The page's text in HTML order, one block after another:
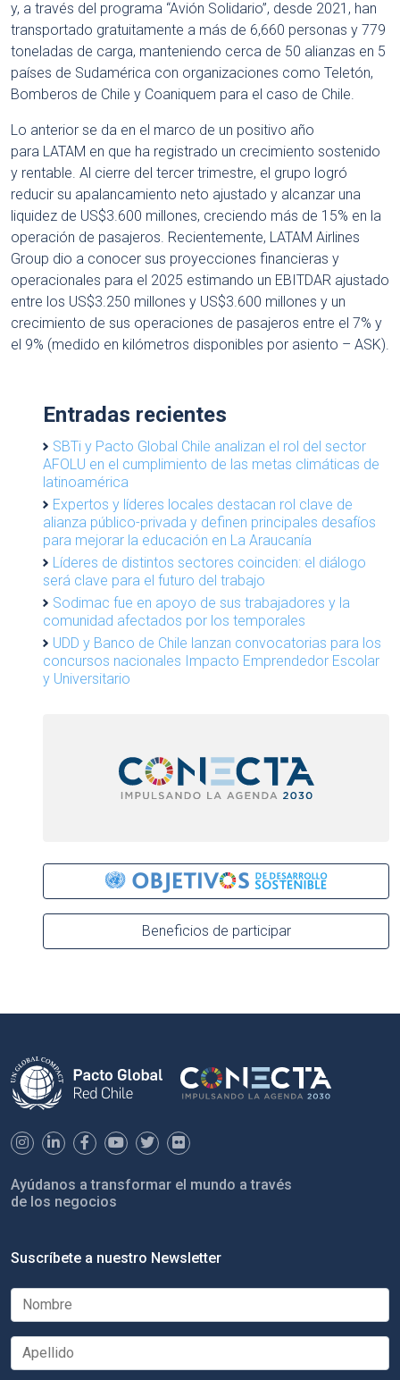
y, a través del programa “Avión Solidario”, desde 2021, han
transportado gratuitamente a más de 6,660 personas y 779
toneladas de carga, manteniendo cerca de 50 alianzas en 5
países de Sudamérica con organizaciones como Teletón,
Bomberos de Chile y Coaniquem para el caso de Chile.
Lo anterior se da en el marco de un positivo año
para LATAM en que ha registrado un crecimiento sostenido
y rentable. Al cierre del tercer trimestre, el grupo logró
reducir su apalancamiento neto ajustado y alcanzar una
liquidez de US$3.600 millones, creciendo más de 15% en la
operación de pasajeros. Recientemente, LATAM Airlines
Group dio a conocer sus proyecciones financieras y
operacionales para el 2025 estimando un EBITDAR ajustado
entre los US$3.250 millones y US$3.600 millones y un
crecimiento de sus operaciones de pasajeros entre el 7% y
el 9% (medido en kilómetros disponibles por asiento – ASK).
Entradas recientes
SBTi y Pacto Global Chile analizan el rol del sector
AFOLU en el cumplimiento de las metas climáticas de
latinoamérica
Expertos y líderes locales destacan rol clave de
alianza público-privada y definen principales desafíos
para mejorar la educación en La Araucanía
Líderes de distintos sectores coinciden: el diálogo
será clave para el futuro del trabajo
Sodimac fue en apoyo de sus trabajadores y la
comunidad afectados por los temporales
UDD y Banco de Chile lanzan convocatorias para los
concursos nacionales Impacto Emprendedor Escolar
y Universitario
Beneficios de participar
Ayúdanos a transformar el mundo a través
de los negocios
Suscríbete a nuestro Newsletter